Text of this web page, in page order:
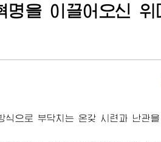
명을 이끌어오신 위
식으로 부닥치는 온갖 시련과 난관